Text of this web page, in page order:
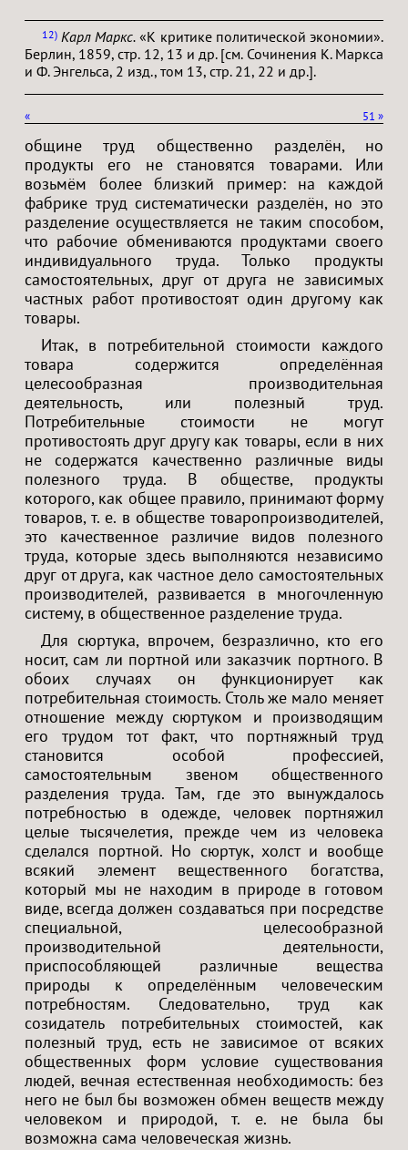
12 Карл Маркс. «К критике политической экономии».
Берлин, 1859, стр. 12, 13 и др. [см. Сочинения К. Маркса
и Ф. Энгельса, 2 изд., том 13, стр. 21, 22 и др.].
« »
51
общине труд общественно разделён, но
продукты его не становятся товарами. Или
возьмём более близкий пример: на каждой
фабрике труд систематически разделён, но это
разделение осуществляется не таким способом,
что рабочие обмениваются продуктами своего
индивидуального труда. Только продукты
самостоятельных, друг от друга не зависимых
частных работ противостоят один другому как
товары.
Итак, в потребительной стоимости каждого
товара содержится определённая
целесообразная производительная
деятельность, или полезный труд.
Потребительные стоимости не могут
противостоять друг другу как товары, если в них
не содержатся качественно различные виды
полезного труда. В обществе, продукты
которого, как общее правило, принимают форму
товаров, т. е. в обществе товаропроизводителей,
это качественное различие видов полезного
труда, которые здесь выполняются независимо
друг от друга, как частное дело самостоятельных
производителей, развивается в многочленную
систему, в общественное разделение труда.
Для сюртука, впрочем, безразлично, кто его
носит, сам ли портной или заказчик портного. В
обоих случаях он функционирует как
потребительная стоимость. Столь же мало меняет
отношение между сюртуком и производящим
его трудом тот факт, что портняжный труд
становится особой профессией,
самостоятельным звеном общественного
разделения труда. Там, где это вынуждалось
потребностью в одежде, человек портняжил
целые тысячелетия, прежде чем из человека
сделался портной. Но сюртук, холст и вообще
всякий элемент вещественного богатства,
который мы не находим в природе в готовом
виде, всегда должен создаваться при посредстве
специальной, целесообразной
производительной деятельности,
приспособляющей различные вещества
природы к определённым человеческим
потребностям. Следовательно, труд как
созидатель потребительных стоимостей, как
полезный труд, есть не зависимое от всяких
общественных форм условие существования
людей, вечная естественная необходимость: без
него не был бы возможен обмен веществ между
человеком и природой, т. е. не была бы
возможна сама человеческая жизнь.